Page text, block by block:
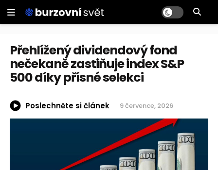
Přehlížený dividendový fond
nečekaně zastiňuje index S&P
500 díky přísné selekci
Poslechněte si článek 9 července, 2026